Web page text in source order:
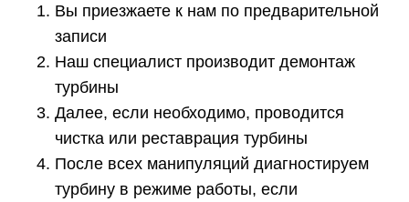
Вы приезжаете к нам по предварительной
записи
Наш специалист производит демонтаж
турбины
Далее, если необходимо, проводится
чистка или реставрация турбины
После всех манипуляций диагностируем
турбину в режиме работы, если